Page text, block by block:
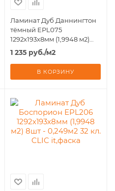
Ламинат Дуб Даннингтон
тёмный EPL075
1292х193х8мм (1,9948 м2)
8шт - 0,249м2 32 кл. CLIC
it,фаска
1 235 руб./м2
В КОРЗИНУ